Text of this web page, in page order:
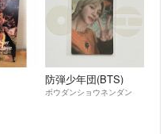
防弾少年団(BTS)
ボウダンショウネンダン